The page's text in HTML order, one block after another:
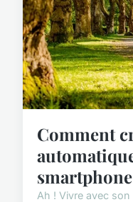
Comment
Ah ! Vivre avec